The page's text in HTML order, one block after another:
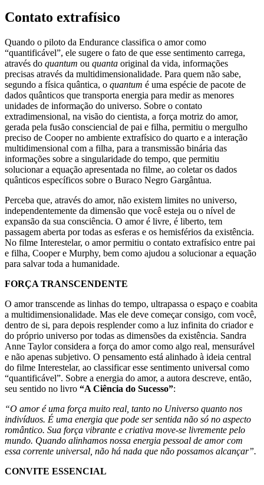
Contato extrafísico
Quando o piloto da Endurance classifica o amor como
“quantificável”, ele sugere o fato de que esse sentimento carrega,
através do quantum ou quanta original da vida, informações
precisas através da multidimensionalidade. Para quem não sabe,
segundo a física quântica, o quantum é uma espécie de pacote de
dados quânticos que transporta energia para medir as menores
unidades de informação do universo. Sobre o contato
extradimensional, na visão do cientista, a força motriz do amor,
gerada pela fusão consciencial de pai e filha, permitiu o mergulho
preciso de Cooper no ambiente extrafísico do quarto e a interação
multidimensional com a filha, para a transmissão binária das
informações sobre a singularidade do tempo, que permitiu
solucionar a equação apresentada no filme, ao coletar os dados
quânticos específicos sobre o Buraco Negro Gargântua.
Perceba que, através do amor, não existem limites no universo,
independentemente da dimensão que você esteja ou o nível de
expansão da sua consciência. O amor é livre, é liberto, tem
passagem aberta por todas as esferas e os hemisférios da existência.
No filme Interestelar, o amor permitiu o contato extrafísico entre pai
e filha, Cooper e Murphy, bem como ajudou a solucionar a equação
para salvar toda a humanidade.
FORÇA TRANSCENDENTE
O amor transcende as linhas do tempo, ultrapassa o espaço e coabita
a multidimensionalidade. Mas ele deve começar consigo, com você,
dentro de si, para depois resplender como a luz infinita do criador e
do próprio universo por todas as dimensões da existência. Sandra
Anne Taylor considera a força do amor como algo real, mensurável
e não apenas subjetivo. O pensamento está alinhado à ideia central
do filme Interestelar, ao classificar esse sentimento universal como
“quantificável”. Sobre a energia do amor, a autora descreve, então,
seu sentido no livro “A Ciência do Sucesso”:
“O amor é uma força muito real, tanto no Universo quanto nos
indivíduos. É uma energia que pode ser sentida não só no aspecto
romântico. Sua força vibrante e criativa move-se livremente pelo
mundo. Quando alinhamos nossa energia pessoal de amor com
essa corrente universal, não há nada que não possamos alcançar”.
CONVITE ESSENCIAL